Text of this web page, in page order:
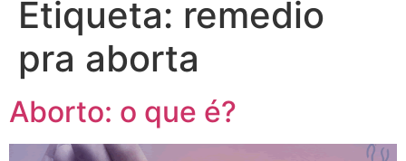
Etiqueta: remedio
pra aborta
Aborto: o que é?